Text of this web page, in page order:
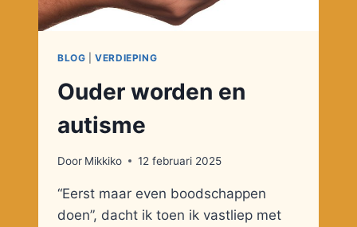
BLOG |VERDIEPING
Ouder worden en
autisme
Door Mikkiko 12 februari 2025
“Eerst maar even boodschappen
doen”, dacht ik toen ik vastliep met